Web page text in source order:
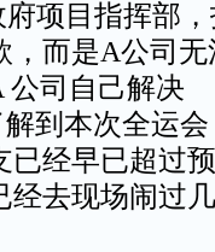
项目指挥部
，而是A公司
公司自己解决
到本次全运
已经早已超过
经去现场闹过